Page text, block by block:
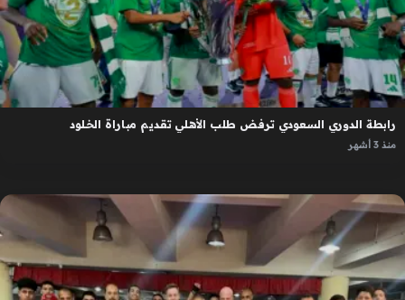
رابطة الدوري السعودي ترفض طلب الأهلي تقديم مباراة الخلود
منذ 3 أشهر